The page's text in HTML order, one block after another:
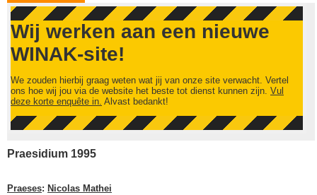
Wij werken aan een nieuwe
WINAK-site!
We zouden hierbij graag weten wat jij van onze site verwacht. Vertel
ons hoe wij jou via de website het beste tot dienst kunnen zijn. Vul
deze korte enquête in. Alvast bedankt!
Praesidium 1995
Praeses: Nicolas Mathei